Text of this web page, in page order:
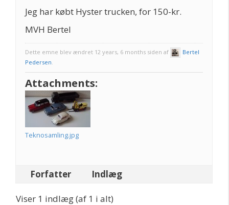
Jeg har købt Hyster trucken, for 150-kr.
MVH Bertel
Dette emne blev ændret 12 years, 6 months siden af
Bertel
Pedersen.
Attachments:
Teknosamling.jpg
Forfatter Indlæg
Viser 1 indlæg (af 1 i alt)